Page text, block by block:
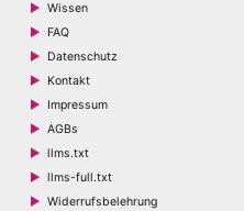
Wissen
FAQ
Datenschutz
Kontakt
Impressum
AGBs
llms.txt
llms-full.txt
Widerrufsbelehrung